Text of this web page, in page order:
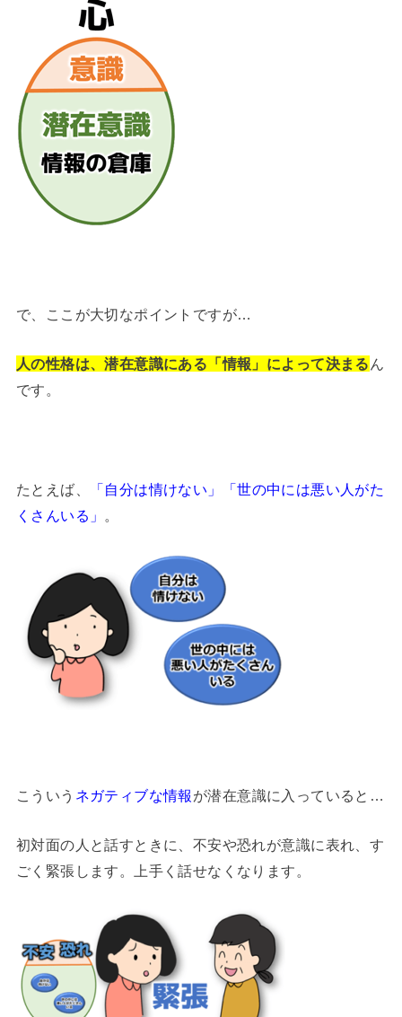
で、ここが大切なポイントですが…
人の性格は、潜在意識にある「情報」によって決まる ん
です。
たとえば、
「自分は情けない」「世の中には悪い人がた
くさんいる」
こういう ネガティブな情報 が潜在意識に入っていると…
初対面の人と話すときに、不安や恐れが意識に表れ、す
ごく緊張します。上手く話せなくなります。